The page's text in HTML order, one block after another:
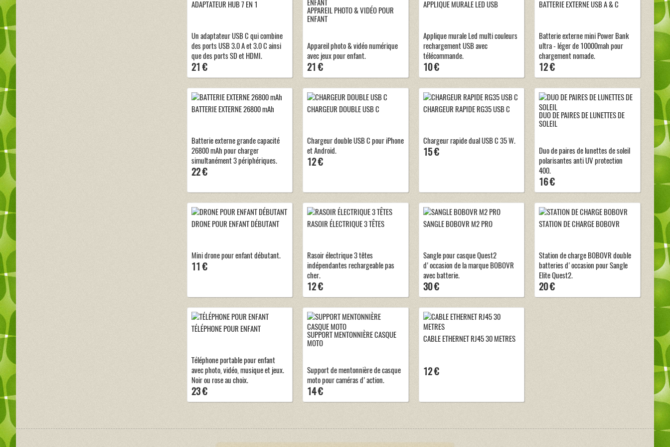
ADAPTATEUR HUB 7 EN 1
Un adaptateur USB C qui combine
des ports USB 3.0 A et 3.0 C ainsi
que des ports SD et HDMI.
21 €
APPAREIL PHOTO & VIDÉO POUR
ENFANT
Appareil photo & vidéo numérique
avec jeux pour enfant.
21 €
APPLIQUE MURALE LED USB
Applique murale Led multi couleurs
rechargement USB avec
télécommande.
10 €
BATTERIE EXTERNE USB A & C
Batterie externe mini Power Bank
ultra - léger de 10000mah pour
chargement nomade.
12 €
BATTERIE EXTERNE 26800 mAh
Batterie externe grande capacité
26800 mAh pour charger
simultanément 3 périphériques.
22 €
CHARGEUR DOUBLE USB C
Chargeur double USB C pour iPhone
et Android.
12 €
CHARGEUR RAPIDE RG35 USB C
Chargeur rapide dual USB C 35 W.
15 €
DUO DE PAIRES DE LUNETTES DE
SOLEIL
Duo de paires de lunettes de soleil
polarisantes anti UV protection
400.
16 €
DRONE POUR ENFANT DÉBUTANT
Mini drone pour enfant débutant.
11 €
RASOIR ÉLECTRIQUE 3 TÊTES
Rasoir électrique 3 têtes
indépendantes rechargeable pas
cher.
12 €
SANGLE BOBOVR M2 PRO
Sangle pour casque Quest2
d'occasion de la marque BOBOVR
avec batterie.
30 €
STATION DE CHARGE BOBOVR
Station de charge BOBOVR double
batteries d'occasion pour Sangle
Elite Quest2.
20 €
TÉLÉPHONE POUR ENFANT
Téléphone portable pour enfant
avec photo, vidéo, musique et jeux.
Noir ou rose au choix.
23 €
SUPPORT MENTONNIÈRE CASQUE
MOTO
Support de mentonnière de casque
moto pour caméras d'action.
14 €
CABLE ETHERNET RJ45 30 METRES
12 €